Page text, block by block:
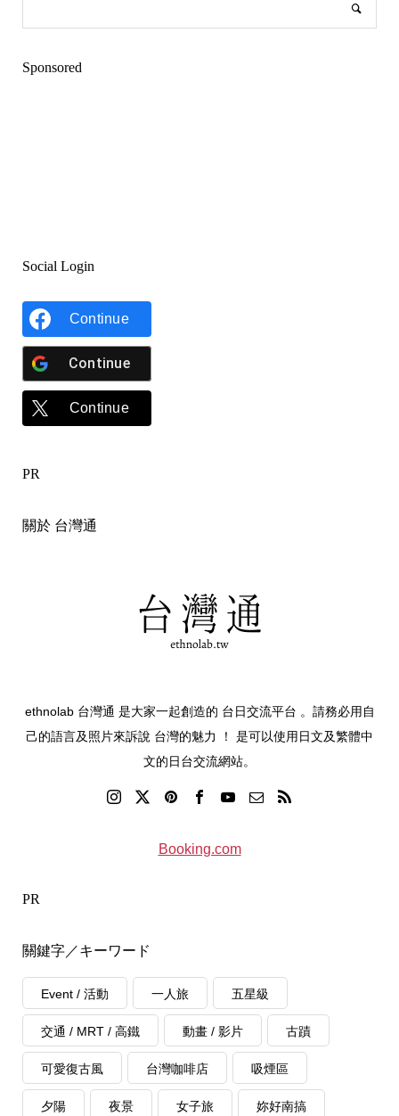
Sponsored
Social Login
Continue
Continue
Continue
PR
關於 台灣通
ethnolab 台灣通 是大家一起創造的 台日交流平台 。請務必用自
己的語言及照片來訴說 台灣的魅力 ！ 是可以使用日文及繁體中
文的日台交流網站。
Booking.com
PR
關鍵字／キーワード
Event / 活動 一人旅 五星級
交通 / MRT / 高鐵 動畫 / 影片 古蹟
可愛復古風 台灣咖啡店 吸煙區
夕陽 夜景 女子旅 妳好南搞